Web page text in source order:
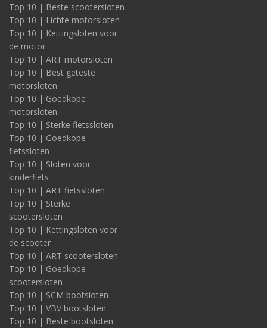
Top 10 | Beste scootersloten
Top 10 | Lichte motorsloten
Top 10 | Kettingsloten voor
de motor
Top 10 | ART motorsloten
Top 10 | Best geteste
motorsloten
Top 10 | Goedkope
motorsloten
Top 10 | Sterke fietssloten
Top 10 | Goedkope
fietssloten
Top 10 | Sloten voor
kinderfiets
Top 10 | ART fietssloten
Top 10 | Sterke
scootersloten
Top 10 | Kettingsloten voor
de scooter
Top 10 | ART scootersloten
Top 10 | Goedkope
scootersloten
Top 10 | SCM bootsloten
Top 10 | VBV bootsloten
Top 10 | Beste bootsloten